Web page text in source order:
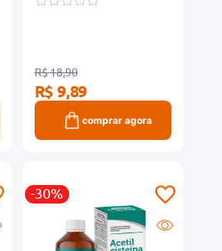
R$ 18,90
R$ 9,89
comprar agora
-30%